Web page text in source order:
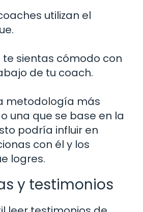
utilizan el
te sientas cómodo con
de tu coach.
metodología más
una que se base en la
podría influir en
con él y los
logres.
y testimonios